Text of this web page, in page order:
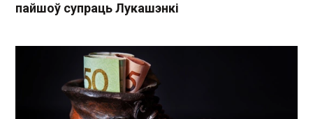
пайшоў супраць Лукашэнкі